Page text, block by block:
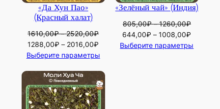
«Да Хун Пао»
(Красный халат)
1610,00₽ – 2520,00₽
Диапазон
цен:
2520,00₽
1288,00₽ – 2016,00₽ Диапазон
цен:
2016,00₽
Выберите параметры
«Зелёный чай» (Индия)
805,00₽ – 1260,00₽
Диапазон
цен:
644,00₽ – 1008,00₽
цен:
Выберите параметры